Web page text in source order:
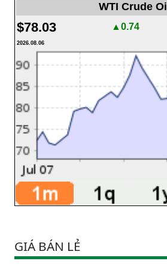
WTI Crude Oil
$78.03 ▲0.74
2026.08.06
GIÁ BÁN LẺ